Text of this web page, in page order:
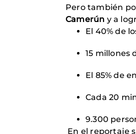
Pero también
Camerún y a
El 40% de
15 millones
El 85% de
Cada 20
9.300
En el reportaje